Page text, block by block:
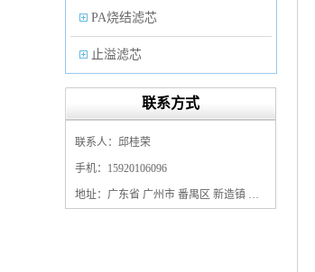
PA烧结滤芯
止溢滤芯
PP塑料过滤器
保安过滤器滤芯
联系方式
联系人：邱桂荣
手机：15920106096
地址：广东省 广州市 番禺区 新造镇 新造镇石角咀街4号三楼之一